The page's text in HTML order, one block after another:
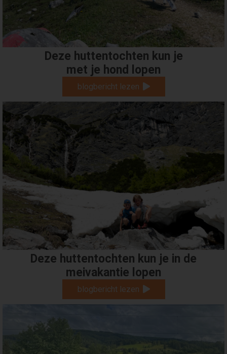
Deze huttentochten kun je
met je hond lopen
blogbericht lezen
Deze huttentochten kun je in de
meivakantie lopen
blogbericht lezen